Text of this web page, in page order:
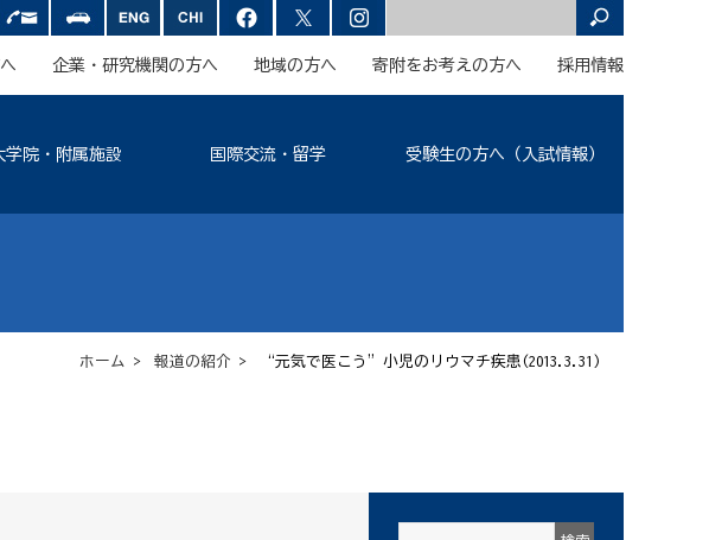
企業・研究機関の方へ 地域の方へ 寄附をお考えの方へ 採用情報
学院・附属施設 国際交流・留学 受験生の方へ（入試情報）
ホーム > 報道の紹介 > “元気で医こう”小児のリウマチ疾患(2013.3.31)